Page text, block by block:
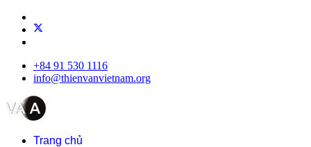
+84 91 530 1116
info@thienvanvietnam.org
Trang chủ